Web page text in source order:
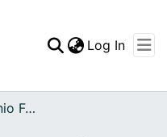
Log In
Archivo del Patrimonio Fotográfico y Fílmico del Valle del Cauca